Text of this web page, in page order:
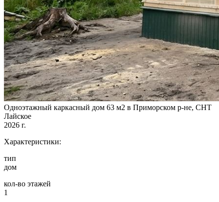
Одноэтажный каркасный дом 63 м2 в Приморском р-не, СНТ
Лайское
2026 г.
Характеристики:
тип
дом
кол-во этажей
1